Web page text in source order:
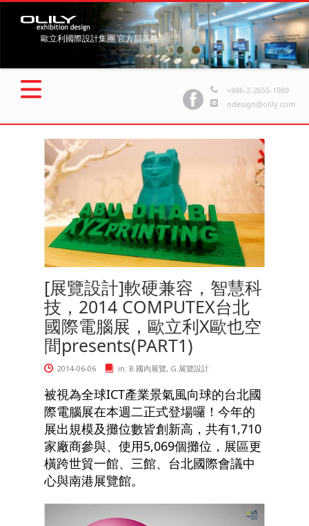
歐立利國際設計集團 官方部落格
+886-2-2655-1989
odesign@olily.com
[展覽設計]軟硬兼容，智慧科
技，2014 COMPUTEX台北
國際電腦展，歐立利X歐也空
間presents(PART1)
2014-06-06 in: B.國內展覽, G.展覽設計
被視為全球ICT產業景氣風向球的台北國
際電腦展在本週二正式登場囉！今年的
展出規模及攤位數皆創新高，共有1,710
家廠商參與、使用5,069個攤位，展區更
橫跨世貿一館、三館、台北國際會議中
心與南港展覽館。